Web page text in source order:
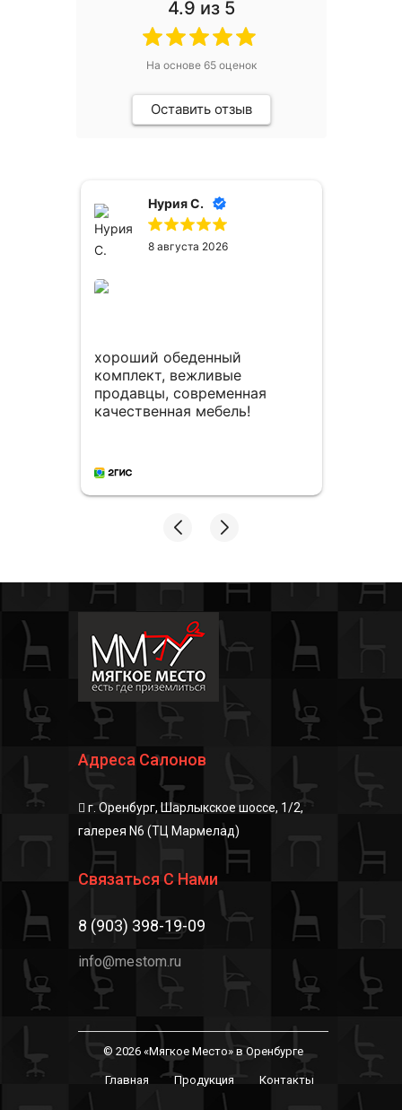
4.9 из 5
На основе 65оценок
Оставить отзыв
Нурия С.
8 августа 2026
хороший обеденный
комплект, вежливые
продавцы, современная
качественная мебель!
Адреса Салонов
г. Оренбург, Шарлыкское шоссе, 1/2,
галерея N6 (ТЦ Мармелад)
Связаться С Нами
8 (903) 398-19-09
info@mestom.ru
© 2026 «Мягкое Место» в Оренбурге
Главная Продукция Контакты